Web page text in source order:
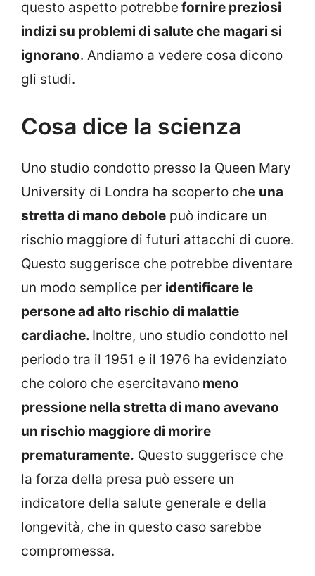
questo aspetto potrebbe fornire preziosi
indizi su problemi di salute che magari si
ignorano. Andiamo a vedere cosa dicono
gli studi.
Cosa dice la scienza
Uno studio condotto presso la Queen Mary
University di Londra ha scoperto che una
stretta di mano debole può indicare un
rischio maggiore di futuri attacchi di cuore.
Questo suggerisce che potrebbe diventare
un modo semplice per identificare le
persone ad alto rischio di malattie
cardiache. Inoltre, uno studio condotto nel
periodo tra il 1951 e il 1976 ha evidenziato
che coloro che esercitavano meno
pressione nella stretta di mano avevano
un rischio maggiore di morire
prematuramente. Questo suggerisce che
la forza della presa può essere un
indicatore della salute generale e della
longevità, che in questo caso sarebbe
compromessa.